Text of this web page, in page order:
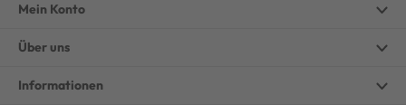
Mein Konto
Über uns
Informationen